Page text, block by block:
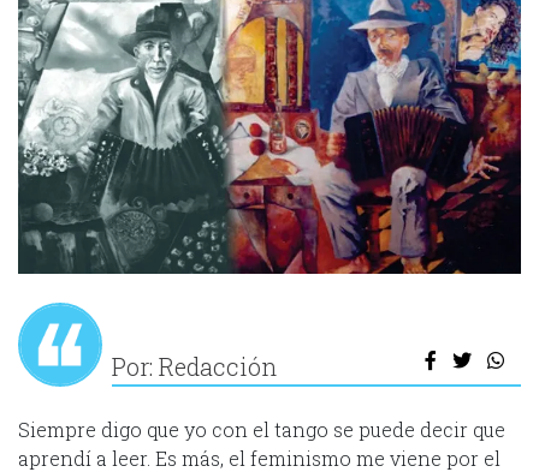
Por: Redacción
Siempre digo que yo con el tango se puede decir que
aprendí a leer. Es más, el feminismo me viene por el